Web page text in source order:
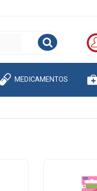
MEDICAMENTOS